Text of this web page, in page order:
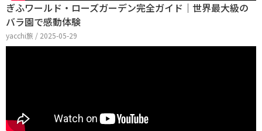
ぎふワールド・ローズガーデン完全ガイド｜世界最大級の
バラ園で感動体験
yacchi旅 / 2025-05-29